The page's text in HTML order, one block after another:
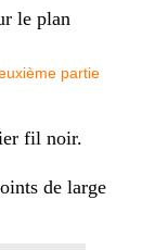
le plan
fil noir.
de large